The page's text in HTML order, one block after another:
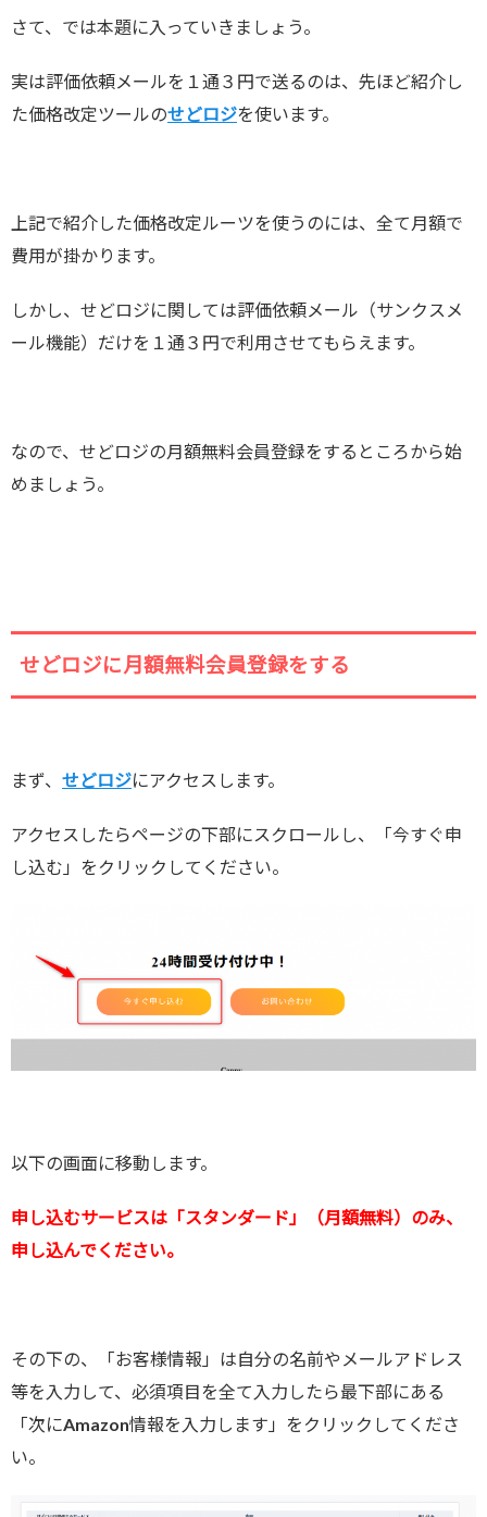
さて、では本題に入っていきましょう。
実は評価依頼メールを１通３円で送るのは、先ほど紹介し
た価格改定ツールのせどロジを使います。
上記で紹介した価格改定ルーツを使うのには、全て月額で
費用が掛かります。
しかし、せどロジに関しては評価依頼メール（サンクスメ
ール機能）だけを１通３円で利用させてもらえます。
なので、せどロジの月額無料会員登録をするところから始
めましょう。
せどロジに月額無料会員登録をする
まず、 せどロジにアクセスします。
アクセスしたらページの下部にスクロールし、「今すぐ申
し込む」をクリックしてください。
以下の画面に移動します。
申し込むサービスは「スタンダード」（月額無料）のみ、
申し込んでください。
その下の、「お客様情報」は自分の名前やメールアドレス
等を入力して、必須項目を全て入力したら最下部にある
「次にAmazon情報を入力します」をクリックしてくださ
い。